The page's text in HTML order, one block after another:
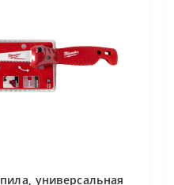
универсальная